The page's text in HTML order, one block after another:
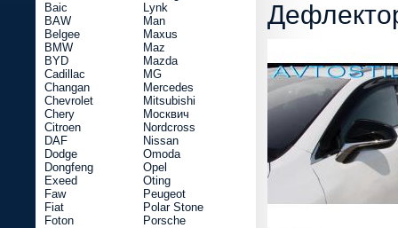
Baic
BAW
Belgee
BMW
BYD
Cadillac
Changan
Chevrolet
Chery
Citroen
DAF
Dodge
Dongfeng
Exeed
Faw
Fiat
Foton
Lynk
Man
Maxus
Maz
Mazda
MG
Mercedes
Mitsubishi
Москвич
Nordcross
Nissan
Omoda
Opel
Oting
Peugeot
Polar Stone
Porsche